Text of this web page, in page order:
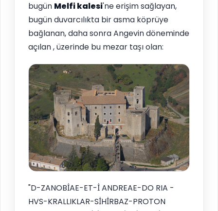
bugün Melfikalesi'ne erişim sağlayan,
bugün duvarcılıkta bir asma köprüye
bağlanan, daha sonra Angevin döneminde
açılan , üzerinde bu mezar taşı olan:
"D-ZANOBİAE-ET-İ ANDREAE-DO RIA -
HVS-KRALLIKLAR-SİHİRBAZ-PROTON